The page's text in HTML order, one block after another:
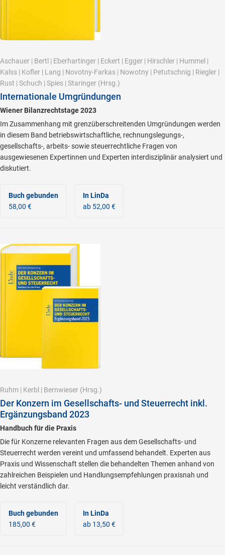
Aschauer | Bertl | Eberhartinger | Eckert | Egger | Hirschler | Hummel |
Kalss | Kofler | Lang | Novotny-Farkas | Nowotny | Petutschnig | Riegler |
Rust | Schuch | Spies | Staringer (Hrsg.)
Internationale Umgründungen
Wiener Bilanzrechtstage 2023
Im Zusammenhang mit grenzüberschreitenden Umgründungen werden
in diesem Band betriebswirtschaftliche, rechnungslegungs-,
gesellschafts-, arbeits- sowie steuerrechtliche Fragen von
ausgewiesenen Expertinnen und Experten interdisziplinär analysiert und
diskutiert.
Buch gebunden
58,00 €
In LinDa
ab 52,00 €
Ruhm | Kerbl | Bernwieser (Hrsg.)
Der Konzern im Gesellschafts- und Steuerrecht inkl.
Ergänzungsband 2023
Handbuch für die Praxis
Die für Konzerne relevanten Fragen aus dem Gesellschafts- und
Steuerrecht werden vereint und umfassend behandelt. Experten aus
Praxis und Wissenschaft stellen die behandelten Themen anhand von
zahlreichen Beispielen und Handlungsempfehlungen praxisnah und
leicht verständlich dar.
Buch gebunden
185,00 €
In LinDa
ab 13,50 €